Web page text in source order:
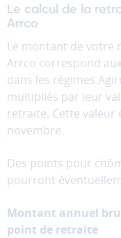
Le calcul de la
Arrco
Le montant de votre
Arrco correspond
dans les régimes
multipliés par leur
retraite. Cette valeur
novembre.
Des points pour
pourront
Montant annuel
point de retraite